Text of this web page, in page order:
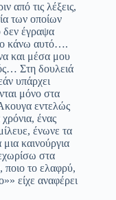
από τις λέξεις,
των οποίων
δεν έγραψα
κάνω αυτό….
και μέσα μου
Στη δουλειά
υπάρχει
μόνο στα
εντελώς
ένας
ένωνε τα
καινούργια
στα
ποιο το ελαφρύ,
είχε αναφέρει